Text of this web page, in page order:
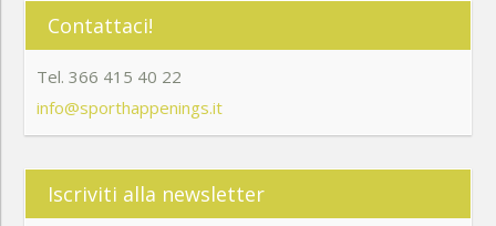
Contattaci!
Tel. 366 415 40 22
info@sporthappenings.it
Iscriviti alla newsletter